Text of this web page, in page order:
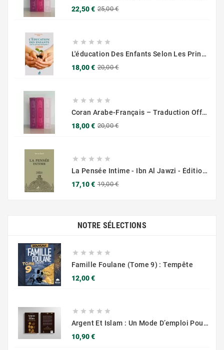
22,50 € 25,00 €
    
L'éducation Des Enfants Selon Les Principes Du Prophète Sws
18,00 € 20,00 €
    
Coran Arabe-Français – Traduction Officielle (14x20 Cm ) – Couverture Daim Luxees Dorées
18,00 € 20,00 €
    
La Pensée Intime - Ibn Al Jawzi - Éditions Chama (Al Azhar)
17,10 € 19,00 €
NOTRE SÉLECTIONS
    
Famille Foulane (Tome 9) : Tempête
12,00 €Prix
    
Argent Et Islam : Un Mode D’emploi Pour Une Subsistance Bénie – Muslim City
10,90 €Prix